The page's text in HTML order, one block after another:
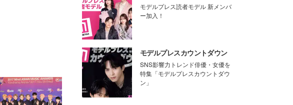
モデルプレス読者モデル 新メンバ
ー加入！
モデルプレスカウントダウン
SNS影響力トレンド俳優・女優を
特集「モデルプレスカウントダウ
ン」